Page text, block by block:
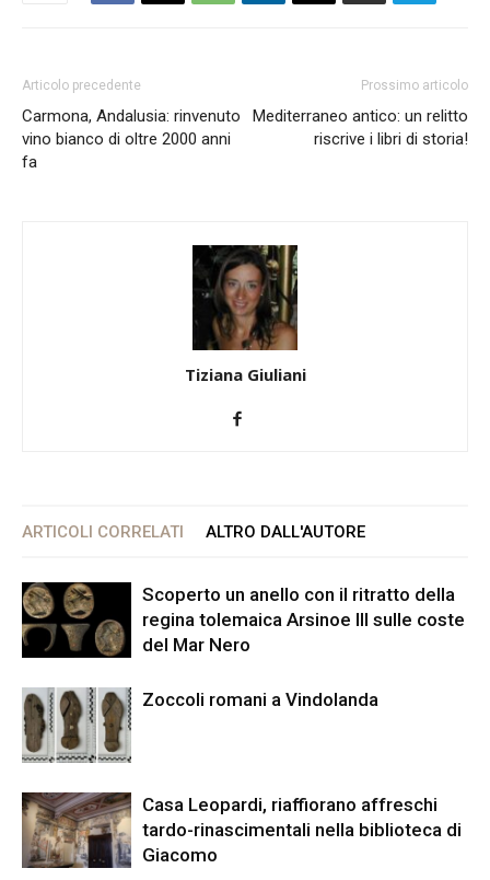
Articolo precedente
Carmona, Andalusia: rinvenuto
vino bianco di oltre 2000 anni
fa
Prossimo articolo
Mediterraneo antico: un relitto
riscrive i libri di storia!
Tiziana Giuliani
ARTICOLI CORRELATI ALTRO DALL'AUTORE
Scoperto un anello con il ritratto della
regina tolemaica Arsinoe III sulle coste
del Mar Nero
Zoccoli romani a Vindolanda
Casa Leopardi, riaffiorano affreschi
tardo-rinascimentali nella biblioteca di
Giacomo